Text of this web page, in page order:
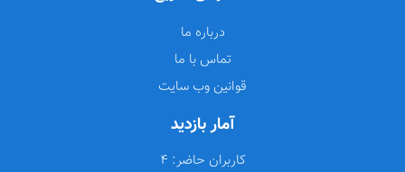
درباره ما
تماس با ما
قوانین وب سایت
آمار بازدید
کاربران حاضر: